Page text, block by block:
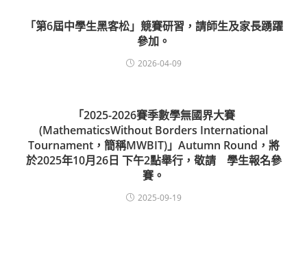
「第6屆中學生黑客松」競賽研習，請師生及家長踴躍
參加。
2026-04-09
「2025-2026賽季數學無國界大賽
(MathematicsWithout Borders International
Tournament，簡稱MWBIT)」Autumn Round，將
於2025年10月26日 下午2點舉行，敬請 學生報名參
賽。
2025-09-19